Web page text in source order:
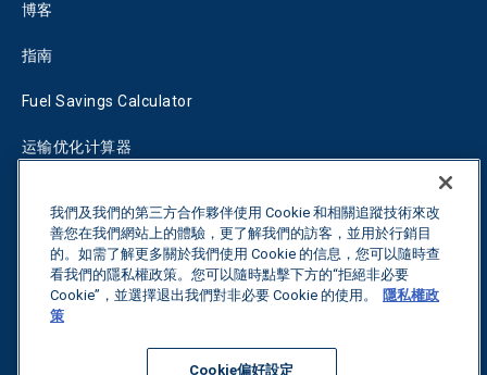
博客
指南
Fuel Savings Calculator
运输优化计算器
联系我们
我們及我們的第三方合作夥伴使用 Cookie 和相關追蹤技術來改
善您在我們網站上的體驗，更了解我們的訪客，並用於行銷目
的。如需了解更多關於我們使用 Cookie 的信息，您可以隨時查
看我們的隱私權政策。您可以隨時點擊下方的“拒絕非必要
Cookie”，並選擇退出我們對非必要 Cookie 的使用。
隱私權政
策
Cookie偏好設定